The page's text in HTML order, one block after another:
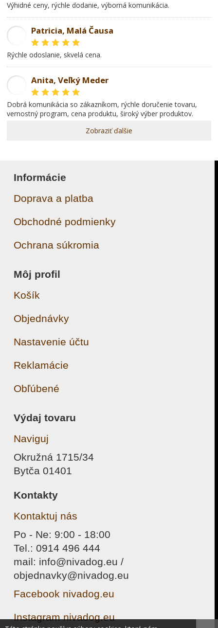
Výhidné ceny, rýchle dodanie, výborná komunikácia.
Patricia, Malá Čausa
rýchle odoslanie, skvelá cena.
Anita, Veľký Meder
dobrá komunikácia so zákazníkom, rýchle doručenie tovaru,
vernostný program, cena produktu, široký výber produktov.
Zobraziť ďalšie
Informácie
Doprava a platba
Obchodné podmienky
Ochrana súkromia
Môj profil
Košík
Objednávky
Nastavenie účtu
Reklamácie
Obľúbené
Výdaj tovaru
Naviguj
Okružná 1715/34
Bytča 01401
Kontakty
Kontaktuj nás
Po - Ne: 9:00 - 18:00
Tel.: 0914 496 444
mail: info@nivadog.eu /
objednavky@nivadog.eu
Facebook nivadog.eu
Instagram nivadog.eu